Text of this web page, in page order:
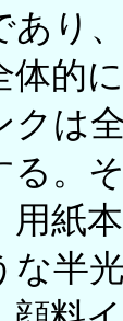
あり
体的
クは
る。
用紙
な半